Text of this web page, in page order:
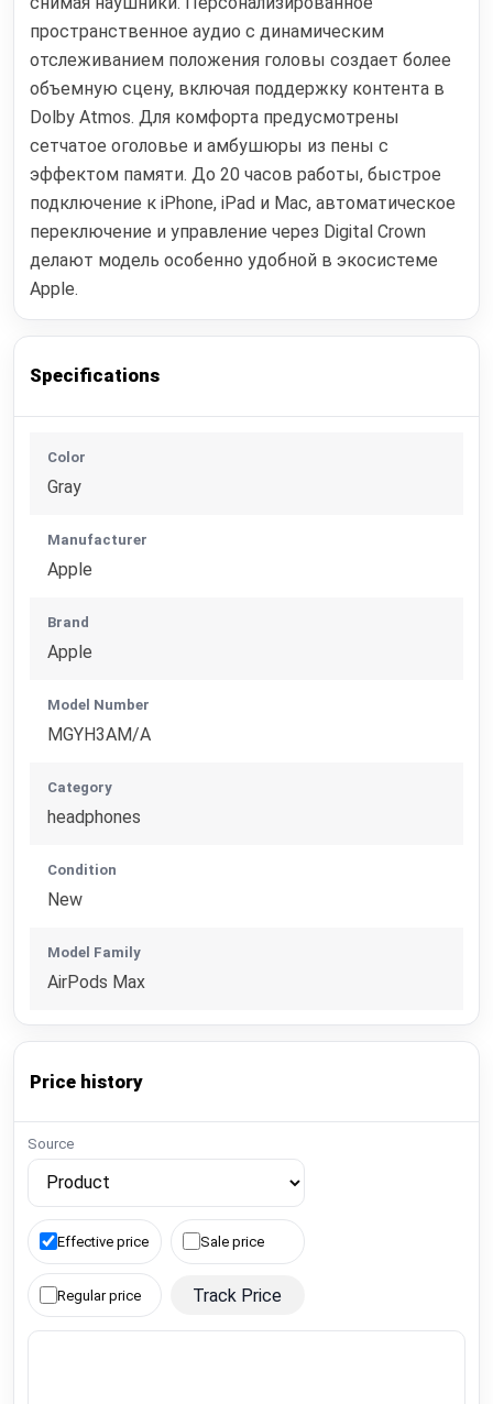
пространственное аудио с динамическим
отслеживанием положения головы создает более
объемную сцену, включая поддержку контента в
Dolby Atmos. Для комфорта предусмотрены
сетчатое оголовье и амбушюры из пены с
эффектом памяти. До 20 часов работы, быстрое
подключение к iPhone, iPad и Mac, автоматическое
переключение и управление через Digital Crown
делают модель особенно удобной в экосистеме
Apple.
Specifications
Color
Gray
Manufacturer
Apple
Brand
Apple
Model Number
MGYH3AM/A
Category
headphones
Condition
New
Model Family
AirPods Max
Price history
Source
Effective price Sale price
Regular price Track Price